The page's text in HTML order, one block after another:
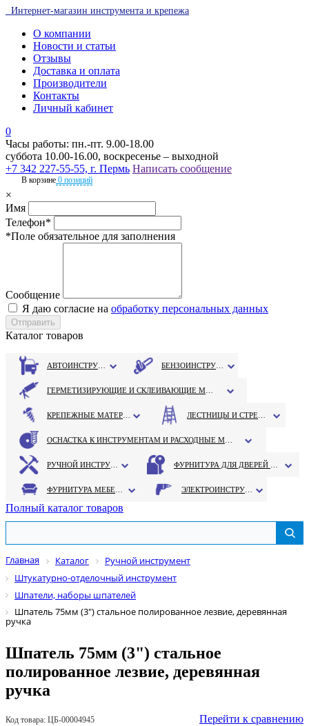
Интернет-магазин инструмента и крепежа
О компании
Новости и статьи
Отзывы
Доставка и оплата
Производители
Контакты
Личный кабинет
0
Часы работы: пн.-пт. 9.00-18.00
суббота 10.00-16.00, воскресенье – выходной
+7 342 227-55-55, г. Пермь Написать сообщение
В корзине 0 позиций
×
Имя
Телефон*
*Поле обязательное для заполнения
Сообщение
Я даю согласие на обработку персональных данных
Каталог товаров
Полный каталог товаров
Главная Каталог
Ручной инструмент
Штукатурно-отделочный инструмент
Шпатели, наборы шпателей
Шпатель 75мм (3") стальное полированное лезвие, деревянная
ручка
Шпатель 75мм (3") стальное
полированное лезвие, деревянная
ручка
Код товара: ЦБ-00004945 Перейти к сравнению